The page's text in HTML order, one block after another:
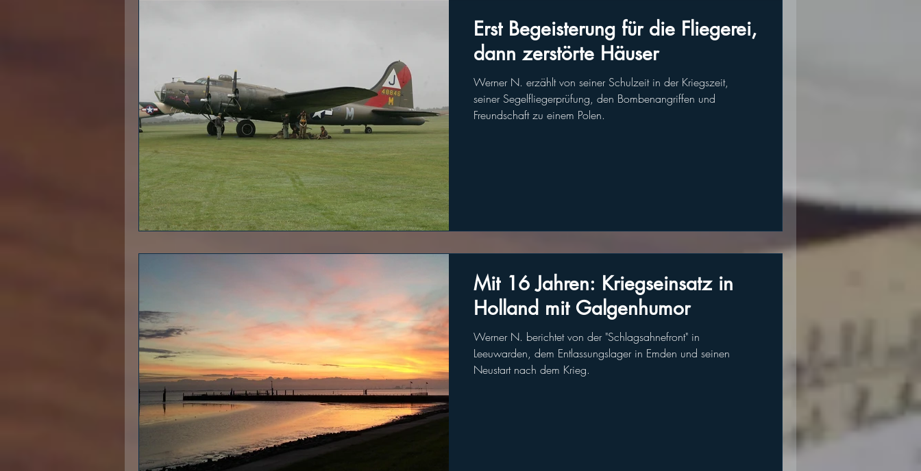
Erst Begeisterung für die Fliegerei,
dann zerstörte Häuser
Werner N. erzählt von seiner Schulzeit in der Kriegszeit,
seiner Segelfliegerprüfung, den Bombenangriffen und
Freundschaft zu einem Polen.
Mit 16 Jahren: Kriegseinsatz in
Holland mit Galgenhumor
Werner N. berichtet von der "Schlagsahnefront" in
Leeuwarden, dem Entlassungslager in Emden und seinen
Neustart nach dem Krieg.